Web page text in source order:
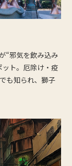
“邪気を飲み込み
ト。厄除け・疫
も知られ、獅子